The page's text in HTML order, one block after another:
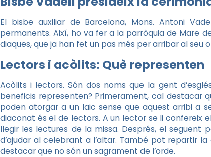
El bisbe auxiliar de Barcelona, Mons. Antoni
permanents. Així, ho va fer a la parròquia de Mare
diaques, que ja han fet un pas més per arribar al seu
Lectors i acòlits: Què representen
Acòlits i lectors. Són dos noms que la gent
beneficis representen? Primerament, cal destacar
poden atorgar a un laic sense que aquest arribi a
diaconat és el de lectors. A un lector se li confereix
llegir les lectures de la missa. Després, el següent
d’ajudar al celebrant a l’altar. També pot repartir
destacar que no són un sagrament de l’orde.